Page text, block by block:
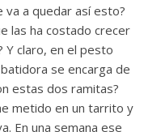
va a quedar así esto?
las ha costado crecer
Y claro, en el pesto
se encarga de
estas dos ramitas?
he metido en un tarrito y
En una semana ese